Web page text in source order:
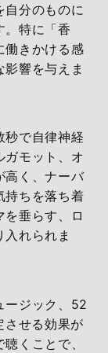
自分のものに
。特に「香
働きかける感
響を与えま
秒で自律神経
ガモット、オ
高く、ナーバ
持ちを落ち着
垂らす、ロ
れられま
ージック、52
させる効果が
くことで、